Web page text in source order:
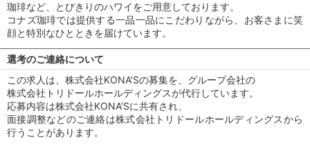
珈琲など、とびきりのハワイをご用意しております。
コナズ珈琲では提供する一品一品にこだわりながら、お客さまに笑
顔と特別なひとときを届けています。
選考のご連絡について
この求人は、株式会社KONA’Sの募集を、グループ会社の
株式会社トリドールホールディングスが代行しています。
応募内容は株式会社KONA’Sに共有され、
面接調整などのご連絡は株式会社トリドールホールディングスから
行うことがあります。